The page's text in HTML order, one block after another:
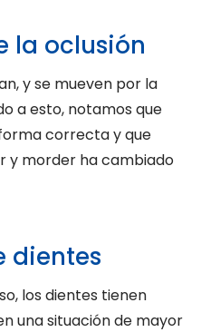
la oclusión
y se mueven por la
a esto, notamos que
correcta y que
y morder ha cambiado
dientes
los dientes tienen
una situación de mayor